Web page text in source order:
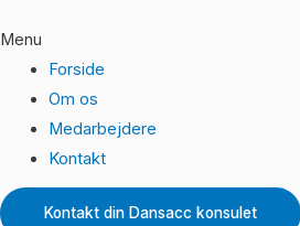
Menu
Forside
Om os
Medarbejdere
Kontakt
Kontakt din Dansacc konsulet